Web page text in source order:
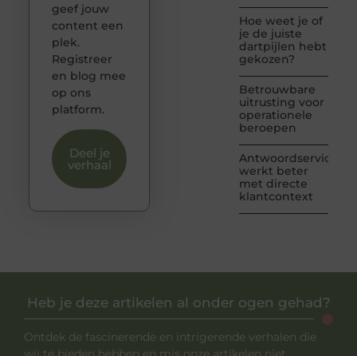
Hoe weet je of
je de juiste
dartpijlen hebt
gekozen?
Betrouwbare
uitrusting voor
operationele
beroepen
Antwoordservice
werkt beter
met directe
klantcontext
geef jouw
content een
plek.
Registreer
en blog mee
op ons
platform.
Deel je
verhaal
Heb je deze artikelen al onder ogen gehad?
Ontdek de fascinerende en intrigerende verhalen die